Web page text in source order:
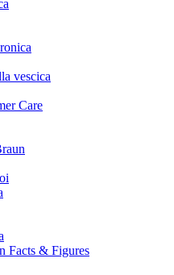
di B. Braun in Italia: 4
e un Centro di
vescica
Care
Facts & Figures